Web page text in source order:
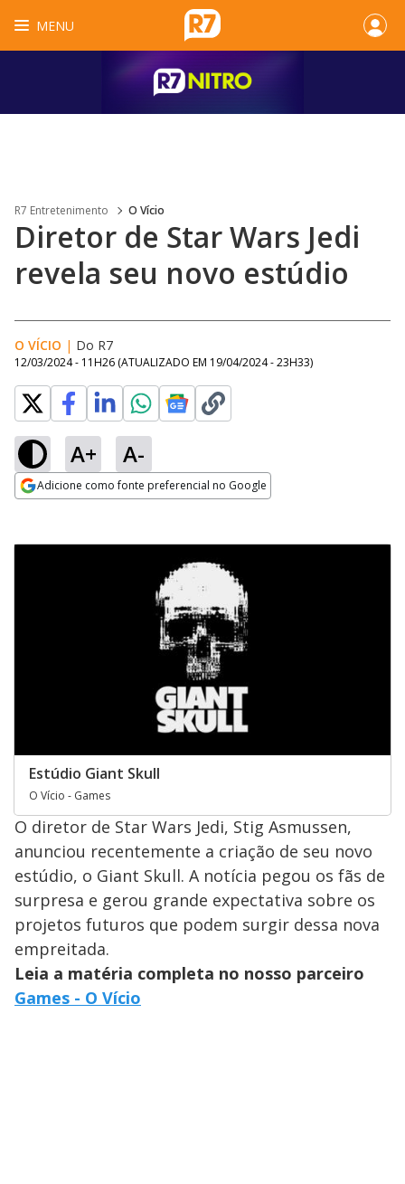
MENU
R7 Entretenimento O Vício
Diretor de Star Wars Jedi
revela seu novo estúdio
O VÍCIO | Do R7
12/03/2024 - 11H26 (ATUALIZADO EM 19/04/2024 - 23H33)
A+ A-
Adicione como fonte preferencial no Google
Estúdio Giant Skull
O Vício - Games
O diretor de Star Wars Jedi, Stig Asmussen,
anunciou recentemente a criação de seu novo
estúdio, o Giant Skull. A notícia pegou os fãs de
surpresa e gerou grande expectativa sobre os
projetos futuros que podem surgir dessa nova
empreitada.
Leia a matéria completa no nosso parceiro
Games - O Vício